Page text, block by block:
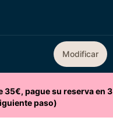
Modificar
35€, pague su reserva en 3
paso)